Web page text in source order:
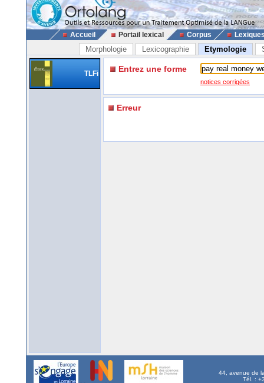
Accueil Portail lexical Corpus
Morphologie Lexicographie Etymologie
TLFi Entrez une forme
notices corrigées
Erreur
44, avenue de
Tél. :